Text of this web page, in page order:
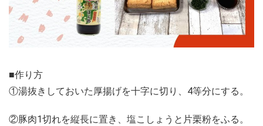
■作り方
①湯抜きしておいた厚揚げを十字に切り、4等分にする。
②豚肉1切れを縦長に置き、塩こしょうと片栗粉をふる。